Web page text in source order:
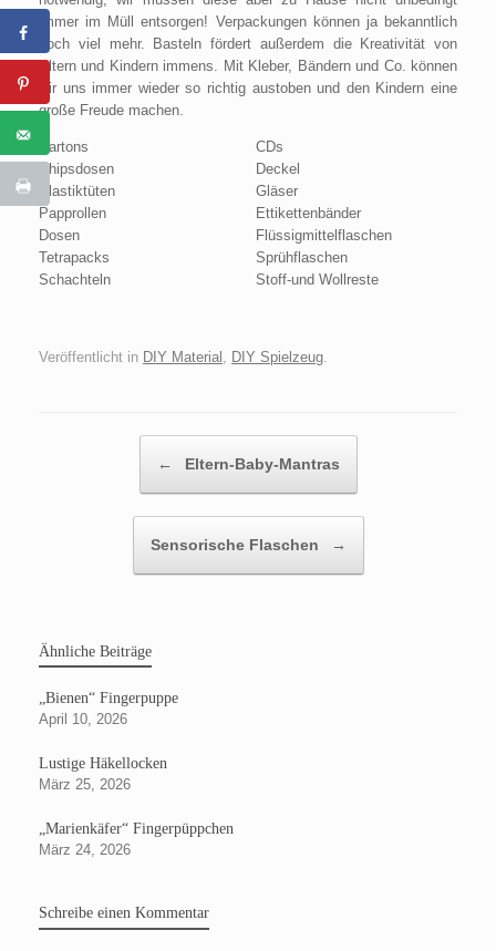
immer im Müll entsorgen! Verpackungen können ja bekanntlich
noch viel mehr. Basteln fördert außerdem die Kreativität von
Eltern und Kindern immens. Mit Kleber, Bändern und Co. können
wir uns immer wieder so richtig austoben und den Kindern eine
große Freude machen.
Kartons
Chipsdosen
Plastiktüten
Papprollen
Dosen
Tetrapacks
Schachteln
CDs
Deckel
Gläser
Ettikettenbänder
Flüssigmittelflaschen
Sprühflaschen
Stoff-und Wollreste
Veröffentlicht in DIY Material DIY Spielzeug
← Eltern-Baby-Mantras
Sensorische Flaschen →
Ähnliche Beiträge
„Bienen“ Fingerpuppe
April 10, 2026
Lustige Häkellocken
März 25, 2026
„Marienkäfer“ Fingerpüppchen
März 24, 2026
Schreibe einen Kommentar